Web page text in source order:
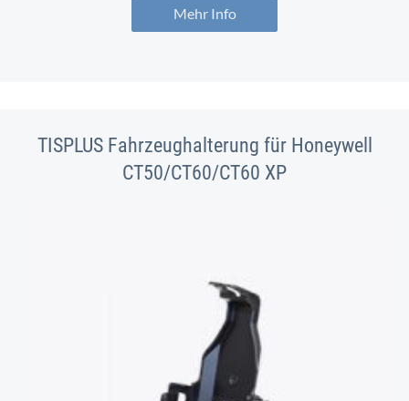
Mehr Info
TISPLUS Fahrzeughalterung für Honeywell
CT50/CT60/CT60 XP